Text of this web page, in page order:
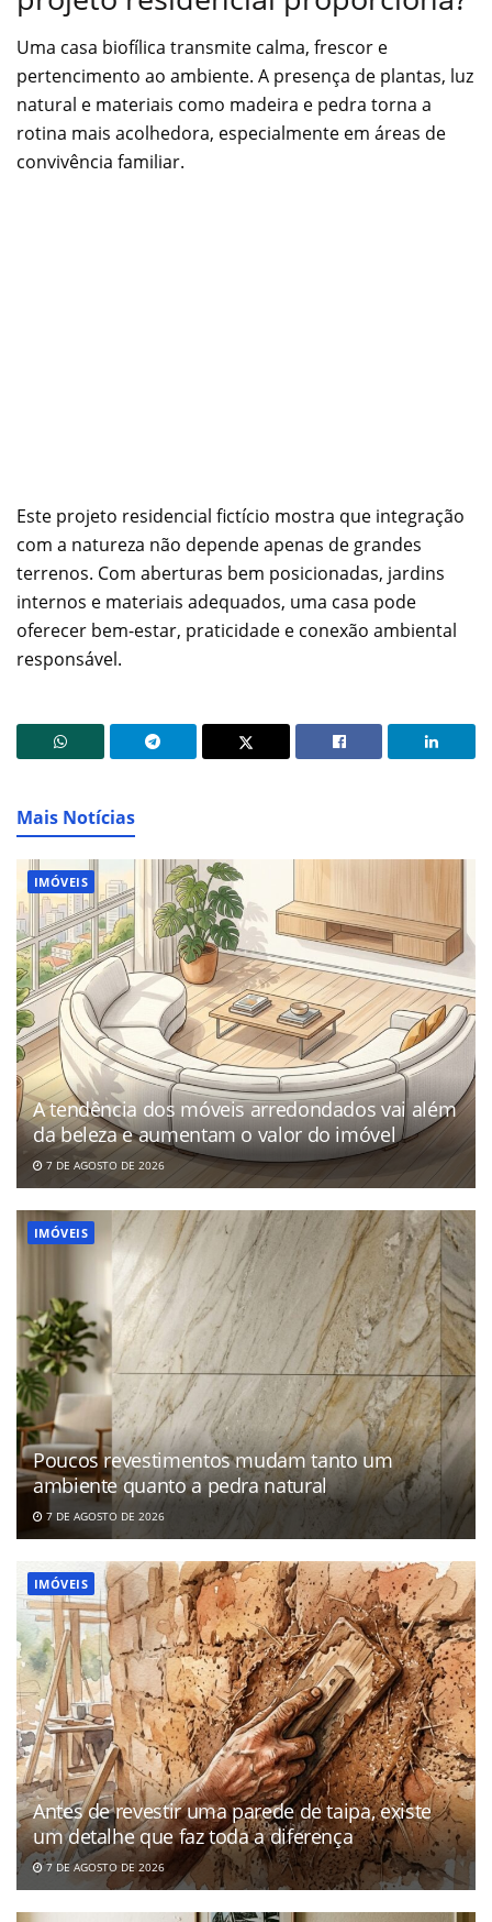
Uma casa biofílica transmite calma, frescor e
pertencimento ao ambiente. A presença de plantas, luz
natural e materiais como madeira e pedra torna a
rotina mais acolhedora, especialmente em áreas de
convivência familiar.
Este projeto residencial fictício mostra que integração
com a natureza não depende apenas de grandes
terrenos. Com aberturas bem posicionadas, jardins
internos e materiais adequados, uma casa pode
oferecer bem-estar, praticidade e conexão ambiental
responsável.
Mais Notícias
IMÓVEIS
A tendência dos móveis arredondados vai além
da beleza e aumentam o valor do imóvel
7 DE AGOSTO DE 2026
IMÓVEIS
Poucos revestimentos mudam tanto um
ambiente quanto a pedra natural
7 DE AGOSTO DE 2026
IMÓVEIS
Antes de revestir uma parede de taipa, existe
um detalhe que faz toda a diferença
7 DE AGOSTO DE 2026